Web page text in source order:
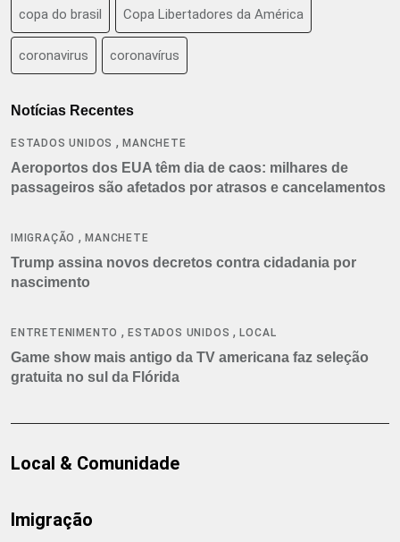
copa do brasil Copa Libertadores da América
coronavirus coronavírus
Notícias Recentes
ESTADOS UNIDOS ,MANCHETE
Aeroportos dos EUA têm dia de caos: milhares de
passageiros são afetados por atrasos e cancelamentos
IMIGRAÇÃO ,MANCHETE
Trump assina novos decretos contra cidadania por
nascimento
ENTRETENIMENTO ,ESTADOS UNIDOS ,LOCAL
Game show mais antigo da TV americana faz seleção
gratuita no sul da Flórida
Local & Comunidade
Imigração